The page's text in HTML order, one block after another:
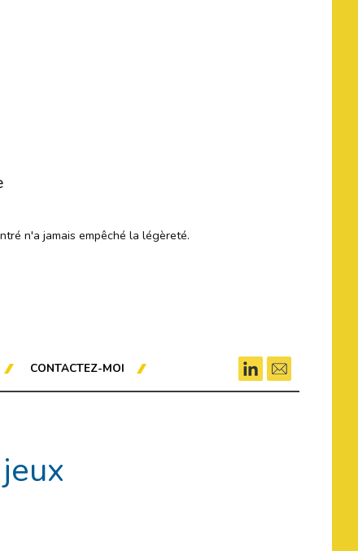
n'a jamais empêché la légèreté.
CONTACTEZ-MOI